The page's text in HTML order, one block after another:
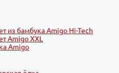
из бамбука Amigo Hi-Tech
Amigo XXL
Amigo